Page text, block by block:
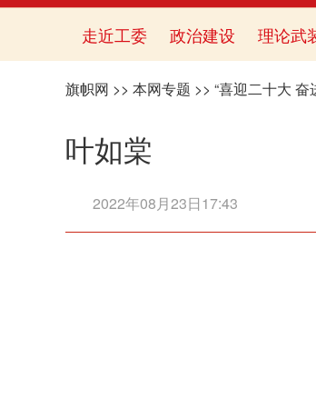
走近工委 政治建设 理论武
旗帜网 >> 本网专题 >> “喜迎二十大
叶如棠
2022年08月23日17:43